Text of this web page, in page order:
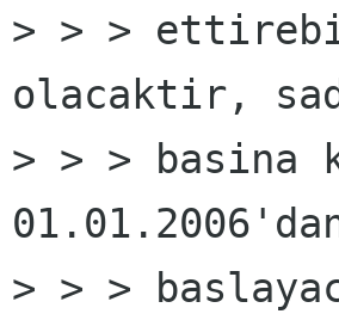
> > >
olacaktir,
> > > basina
> > >